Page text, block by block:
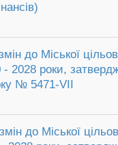
до Міської
2028 роки,
№ 5471-VII
до Міської